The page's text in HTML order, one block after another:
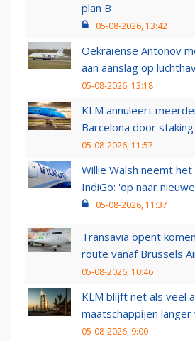
plan B
05-08-2026, 13:42
Oekraïense Antonov
aan aanslag op
05-08-2026, 13:18
KLM annuleert
Barcelona door staking
05-08-2026, 11:57
Willie Walsh neemt
IndiGo: 'op naar
05-08-2026, 11:37
Transavia opent
route vanaf Brussels
05-08-2026, 10:46
KLM blijft net als veel
maatschappijen
05-08-2026, 9:00